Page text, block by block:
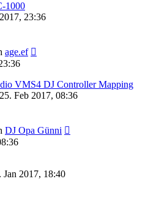
1000
23:36
age.ef
VMS4 DJ Controller Mapping
Feb 2017, 08:36
DJ Opa Günni
Jan 2017, 18:40